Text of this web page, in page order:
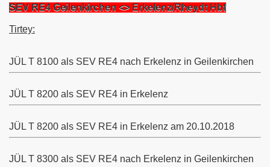
SEV RE4 Geilenkirchen <> Erkelenz/Rheydt Hbf
Tirtey:
JÜL T 8100 als SEV RE4 nach Erkelenz in Geilenkirchen
JÜL T 8200 als SEV RE4 in Erkelenz
JÜL T 8200 als SEV RE4 in Erkelenz am 20.10.2018
JÜL T 8300 als SEV RE4 nach Erkelenz in Geilenkirchen